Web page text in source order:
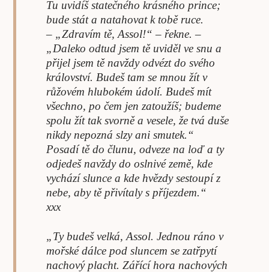
Tu uvidíš statečného krásného prince;
bude stát a natahovat k tobě ruce.
– „Zdravím tě, Assol!“ – řekne. –
„Daleko odtud jsem tě uviděl ve snu a
přijel jsem tě navždy odvézt do svého
království. Budeš tam se mnou žít v
růžovém hlubokém údolí. Budeš mít
všechno, po čem jen zatoužíš; budeme
spolu žít tak svorně a vesele, že tvá duše
nikdy nepozná slzy ani smutek.“
Posadí tě do člunu, odveze na loď a ty
odjedeš navždy do oslnivé země, kde
vychází slunce a kde hvězdy sestoupí z
nebe, aby tě přivítaly s příjezdem.“
xxx
„Ty budeš velká, Assol. Jednou ráno v
mořské dálce pod sluncem se zatřpytí
nachový placht. Zářící hora nachových